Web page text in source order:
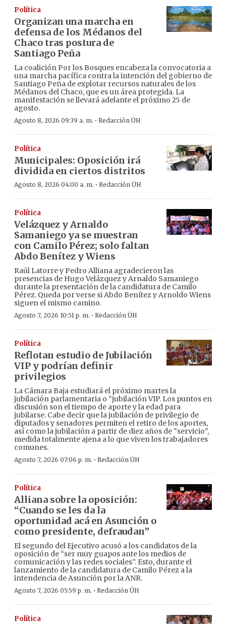
Política
Organizan una marcha en
defensa de los Médanos del
Chaco tras postura de
Santiago Peña
La coalición Por los Bosques encabeza la convocatoria a
una marcha pacífica contra la intención del gobierno de
Santiago Peña de explotar recursos naturales de los
Médanos del Chaco, que es un área protegida. La
manifestación se llevará adelante el próximo 25 de
agosto.
Agosto 8, 2026 09:39 a. m. · Redacción ÚH
Política
Municipales: Oposición irá
dividida en ciertos distritos
Agosto 8, 2026 04:00 a. m. · Redacción ÚH
Política
Velázquez y Arnaldo
Samaniego ya se muestran
con Camilo Pérez; solo faltan
Abdo Benítez y Wiens
Raúl Latorre y Pedro Alliana agradecieron las
presencias de Hugo Velázquez y Arnaldo Samaniego
durante la presentación de la candidatura de Camilo
Pérez. Queda por verse si Abdo Benítez y Arnoldo Wiens
siguen el mismo camino.
Agosto 7, 2026 10:51 p. m. · Redacción ÚH
Política
Reflotan estudio de Jubilación
VIP y podrían definir
privilegios
La Cámara Baja estudiará el próximo martes la
jubilación parlamentaria o “jubilación VIP. Los puntos en
discusión son el tiempo de aporte y la edad para
jubilarse. Cabe decir que la jubilación de privilegio de
diputados y senadores permiten el retiro de los aportes,
así como la jubilación a partir de diez años de “servicio”,
medida totalmente ajena a lo que viven los trabajadores
comunes.
Agosto 7, 2026 07:06 p. m. · Redacción ÚH
Política
Alliana sobre la oposición:
“Cuando se les da la
oportunidad acá en Asunción o
como presidente, defraudan”
El segundo del Ejecutivo acusó a los candidatos de la
oposición de “ser muy guapos ante los medios de
comunicación y las redes sociales”. Esto, durante el
lanzamiento de la candidatura de Camilo Pérez a la
intendencia de Asunción por la ANR.
Agosto 7, 2026 05:59 p. m. · Redacción ÚH
Política